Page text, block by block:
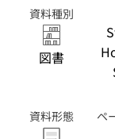
資料種別
図書
資料形態
ペ